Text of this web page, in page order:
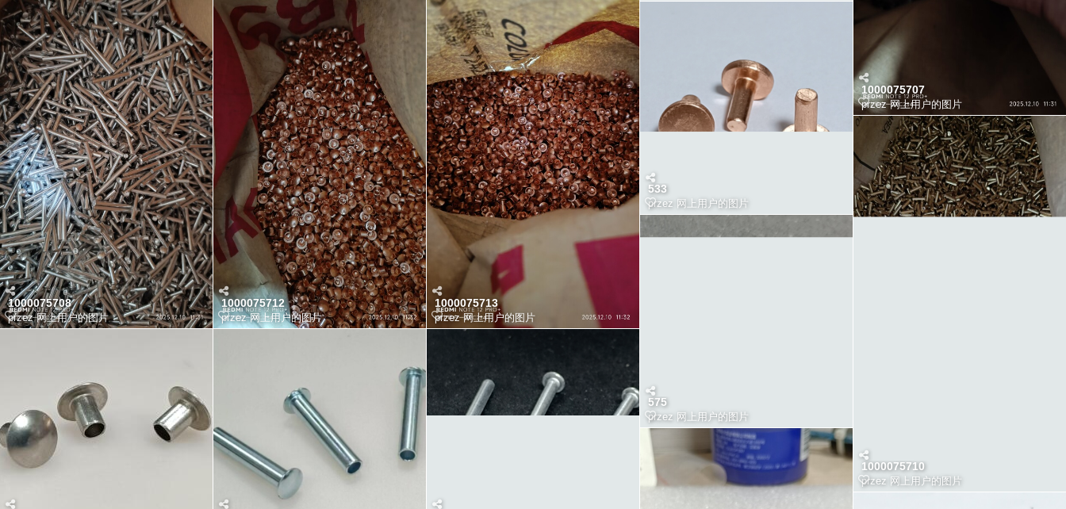
1000075707
przez网上用户的图片
1000075708
przez网上用户的图片
1000075712
przez网上用户的图片
1000075713
przez网上用户的图片
1000075710
przez 网上用户的图片
533
przez 网上用户的图片
575
przez 网上用户的图片